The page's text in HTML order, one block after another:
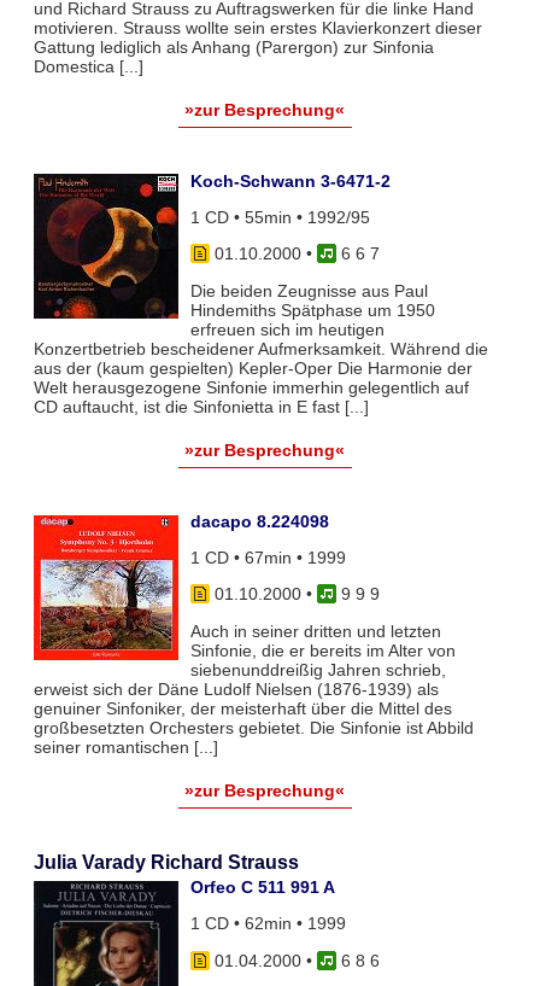
und Richard Strauss zu Auftragswerken für die linke Hand
motivieren. Strauss wollte sein erstes Klavierkonzert dieser
Gattung lediglich als Anhang (Parergon) zur Sinfonia
Domestica [...]
»zur Besprechung«
Koch-Schwann 3-6471-2
1 CD • 55min • 1992/95
01.10.2000•
6 6 7
Die beiden Zeugnisse aus Paul
Hindemiths Spätphase um 1950
erfreuen sich im heutigen
Konzertbetrieb bescheidener Aufmerksamkeit. Während die
aus der (kaum gespielten) Kepler-Oper Die Harmonie der
Welt herausgezogene Sinfonie immerhin gelegentlich auf
CD auftaucht, ist die Sinfonietta in E fast [...]
»zur Besprechung«
dacapo 8.224098
1 CD • 67min • 1999
01.10.2000•
9 9 9
Auch in seiner dritten und letzten
Sinfonie, die er bereits im Alter von
siebenunddreißig Jahren schrieb,
erweist sich der Däne Ludolf Nielsen (1876-1939) als
genuiner Sinfoniker, der meisterhaft über die Mittel des
großbesetzten Orchesters gebietet. Die Sinfonie ist Abbild
seiner romantischen [...]
»zur Besprechung«
Julia Varady Richard Strauss
Orfeo C 511 991 A
1 CD • 62min • 1999
01.04.2000•
6 8 6